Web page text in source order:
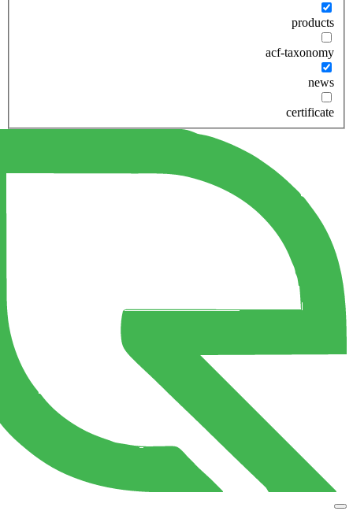
products
acf-taxonomy
news
certificate